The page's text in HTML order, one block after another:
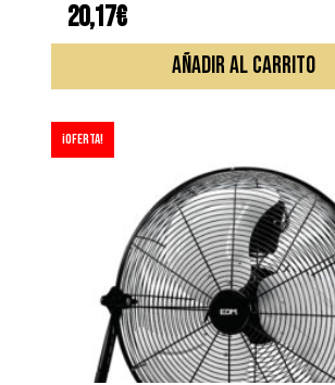
20,17€
AÑADIR AL CARRITO
¡Oferta!